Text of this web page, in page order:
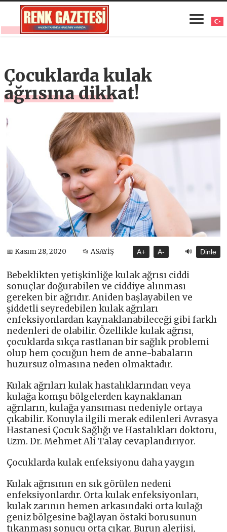
Çocuklarda kulak
ağrısına dikkat!
📅 Kasım 28, 2020 📂 ASAYİŞ A+ A- 🔊 Dinle
Bebeklikten yetişkinliğe kulak ağrısı ciddi
sonuçlar doğurabilen ve ciddiye alınması
gereken bir ağrıdır. Aniden başlayabilen ve
şiddetli seyredebilen kulak ağrıları
enfeksiyonlardan kaynaklanabileceği gibi farklı
nedenleri de olabilir. Özellikle kulak ağrısı,
çocuklarda sıkça rastlanan bir sağlık problemi
olup hem çocuğun hem de anne-babaların
huzursuz olmasına neden olmaktadır.
Kulak ağrıları kulak hastalıklarından veya
kulağa komşu bölgelerden kaynaklanan
ağrıların, kulağa yansıması nedeniyle ortaya
çıkabilir. Konuyla ilgili merak edilenleri Avrasya
Hastanesi Çocuk Sağlığı ve Hastalıkları doktoru,
Uzm. Dr. Mehmet Ali Talay cevaplandırıyor.
Çocuklarda kulak enfeksiyonu daha yaygın
Kulak ağrısının en sık görülen nedeni
enfeksiyonlardır. Orta kulak enfeksiyonları,
kulak zarının hemen arkasındaki orta kulağı
geniz bölgesine bağlayan östaki borusunun
tıkanması sonucu orta çıkar. Burun alerjisi,